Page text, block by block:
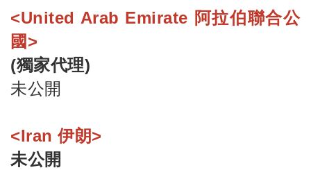
<United Arab Emirate 阿拉伯聯合公
國>
(獨家代理)
未公開
<Iran 伊朗>
未公開